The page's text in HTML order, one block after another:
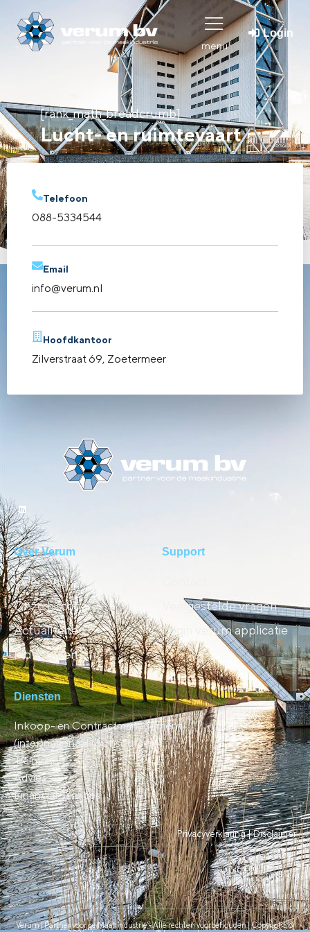
menu
Login
[rank_math_breadcrumb]
Lucht- en ruimtevaart
Telefoon
088-5334544
Email
info@verum.nl
Hoofdkantoor
Zilverstraat 69, Zoetermeer
Over Verum
Over ons
Onze historie
Actualiteiten
Industrieën
Support
Veelgestelde vragen
Login verum applicatie
Diensten
Inkoop- en Contractmanagement
(inter)nationaal (out)sourcen
Trainingen
Advies
Financial Services
Privacyverklaring |Disclaimer
Verum | Partner voor de Maakindustrie - Alle rechten voorbehouden | Copyright ©